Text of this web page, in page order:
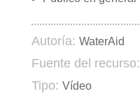
Autoría: WaterAid
Fuente del recurso:
Tipo: Vídeo